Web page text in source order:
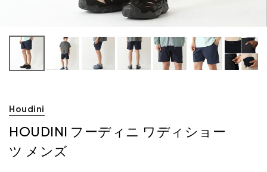
Houdini
HOUDINI フーディニ ワディショー
ツ メンズ